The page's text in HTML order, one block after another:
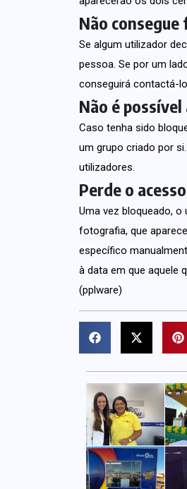
Não consegue
Se algum utilizador
pessoa. Se por um
conseguirá contactá-
Não é
Caso tenha sido
um grupo criado por
utilizadores.
Perde o
Uma vez bloqueado,
fotografia, que
específico
à data em que aquele
(pplware)